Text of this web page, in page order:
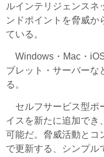
ルインテリジェンスネ
ンドポイントを脅威か
ている。
Windows・Mac・
ブレット・サーバーな
る。
セルフサービス型ポ
イスを新たに追加でき
可能だ。脅威活動とコ
で更新する、シンプル